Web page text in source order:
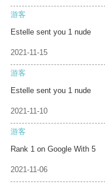
游客
Estelle sent you 1 nude
2021-11-15
游客
Estelle sent you 1 nude
2021-11-10
游客
Rank 1 on Google With 5
2021-11-06